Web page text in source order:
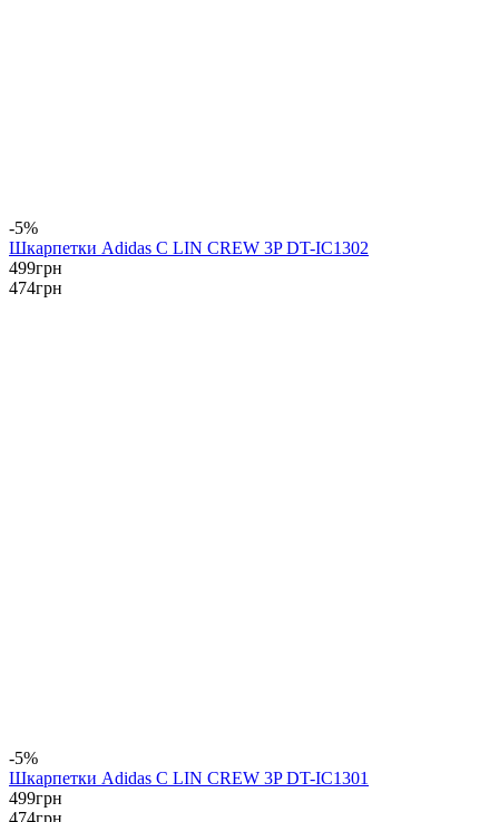
-5%
Шкарпетки Adidas C LIN CREW 3P DT-IC1302
499грн
474грн
-5%
Шкарпетки Adidas C LIN CREW 3P DT-IC1301
499грн
474грн